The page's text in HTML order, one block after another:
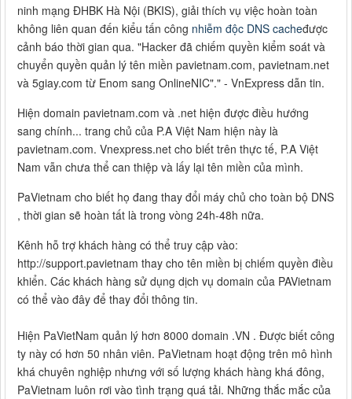
ninh mạng ĐHBK Hà Nội (BKIS), giải thích vụ việc hoàn toàn
không liên quan đến kiểu tấn công nhiễm độc DNS cacheđược
cảnh báo thời gian qua. "Hacker đã chiếm quyền kiểm soát và
chuyển quyền quản lý tên miền pavietnam.com, pavietnam.net
và 5giay.com từ Enom sang OnlineNIC"." - VnExpress dẫn tin.
Hiện domain pavietnam.com và .net hiện được điều hướng
sang chính... trang chủ của P.A Việt Nam hiện này là
pavietnam.com. Vnexpress.net cho biết trên thực tế, P.A Việt
Nam vẫn chưa thể can thiệp và lấy lại tên miền của mình.
PaVietnam cho biết họ đang thay đổi máy chủ cho toàn bộ DNS
, thời gian sẽ hoàn tất là trong vòng 24h-48h nữa.
Kênh hỗ trợ khách hàng có thể truy cập vào:
http://support.pavietnam thay cho tên miền bị chiếm quyền điều
khiển. Các khách hàng sử dụng dịch vụ domain của PAVietnam
có thể vào đây để thay đổi thông tin.
Hiện PaVietNam quản lý hơn 8000 domain .VN . Được biết công
ty này có hơn 50 nhân viên. PaVietnam hoạt động trên mô hình
khá chuyên nghiệp nhưng với số lượng khách hàng khá đông,
PaVietnam luôn rơi vào tình trạng quá tải. Những thắc mắc của